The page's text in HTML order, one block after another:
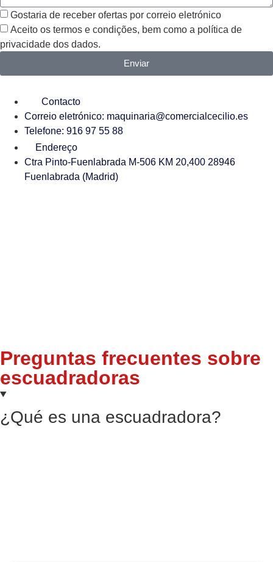
Gostaria de receber ofertas por correio eletrónico
Aceito os termos e condições, bem como a política de
privacidade dos dados.
Enviar
Contacto
Correio eletrónico: maquinaria@comercialcecilio.es
Telefone: 916 97 55 88
Endereço
Ctra Pinto-Fuenlabrada M-506 KM 20,400 28946
Fuenlabrada (Madrid)
Preguntas frecuentes sobre
escuadradoras
¿Qué es una escuadradora?